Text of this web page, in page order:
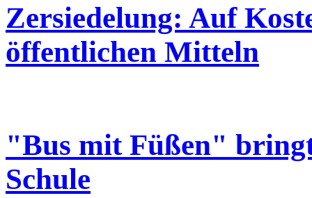
Zersiedelung: Auf
öffentlichen Mitteln
"Bus mit Füßen"
Schule